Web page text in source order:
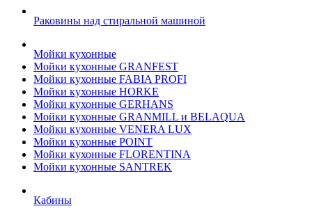
Раковины над стиральной машиной
Мойки кухонные
Мойки кухонные GRANFEST
Мойки кухонные FABIA PROFI
Мойки кухонные HORKE
Мойки кухонные GERHANS
Мойки кухонные GRANMILL и BELAQUA
Мойки кухонные VENERA LUX
Мойки кухонные POINT
Мойки кухонные FLORENTINA
Мойки кухонные SANTREK
Кабины